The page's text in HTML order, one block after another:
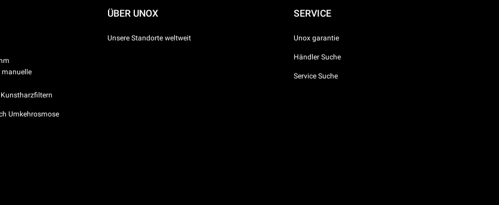
manuelle
Umkehrosmose
ÜBER UNOX
Unsere Standorte weltweit
SERVICE
Unox garantie
Händler Suche
Service Suche